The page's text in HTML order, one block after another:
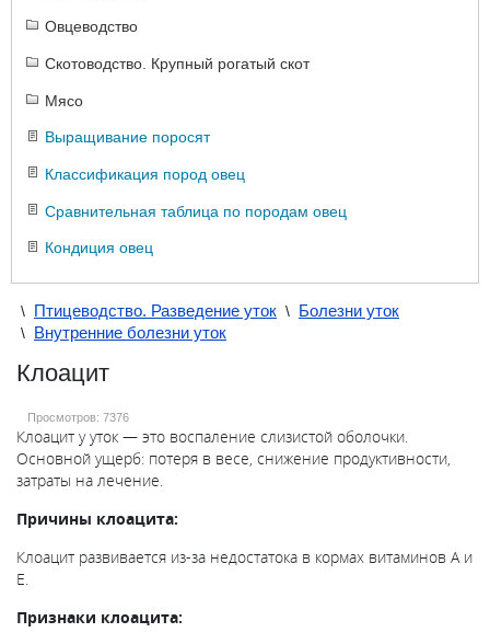
Овцеводство
Скотоводство. Крупный рогатый скот
Мясо
Выращивание поросят
Классификация пород овец
Сравнительная таблица по породам овец
Кондиция овец
\ Птицеводство. Разведение уток \ Болезни уток
\ Внутренние болезни уток
Клоацит
Просмотров: 7376
Клоацит у уток — это воспаление слизистой оболочки.
Основной ущерб: потеря в весе, снижение продуктивности,
затраты на лечение.
Причины клоацита:
Клоацит развивается из-за недостатока в кормах витаминов А и
Е.
Признаки клоацита: